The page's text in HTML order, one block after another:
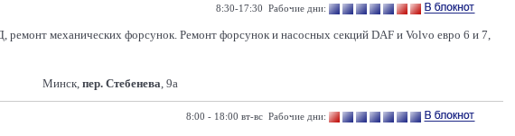
8:30-17:30 Рабочие дни:
механических форсунок. Ремонт форсунок и насосных секций DAF и Volvo евро 6 и 7,
Минск, пер. Стебенева, 9а
8:00 - 18:00 вт-вс Рабочие дни: